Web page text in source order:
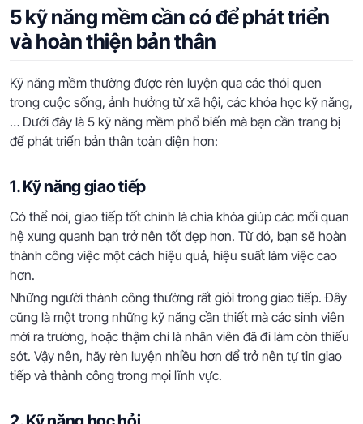
5 kỹ năng mềm cần có để phát triển
và hoàn thiện bản thân
Kỹ năng mềm thường được rèn luyện qua các thói quen
trong cuộc sống, ảnh hưởng từ xã hội, các khóa học kỹ năng,
… Dưới đây là 5 kỹ năng mềm phổ biến mà bạn cần trang bị
để phát triển bản thân toàn diện hơn:
1. Kỹ năng giao tiếp
Có thể nói, giao tiếp tốt chính là chìa khóa giúp các mối quan
hệ xung quanh bạn trở nên tốt đẹp hơn. Từ đó, bạn sẽ hoàn
thành công việc một cách hiệu quả, hiệu suất làm việc cao
hơn.
Những người thành công thường rất giỏi trong giao tiếp. Đây
cũng là một trong những kỹ năng cần thiết mà các sinh viên
mới ra trường, hoặc thậm chí là nhân viên đã đi làm còn thiếu
sót. Vậy nên, hãy rèn luyện nhiều hơn để trở nên tự tin giao
tiếp và thành công trong mọi lĩnh vực.